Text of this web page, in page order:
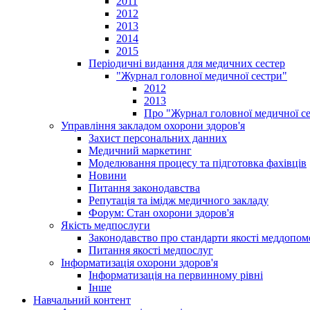
2012
2013
2014
2015
Періодичні видання для медичних сестер
"Журнал головної медичної сестри"
2012
2013
Про "Журнал головної медичної
Управління закладом охорони здоров'я
Захист персональних данних
Медичний маркетинг
Моделювання процесу та підготовка фахівців
Новини
Питання законодавства
Репутація та імідж медичного закладу
Форум: Стан охорони здоров'я
Якість медпослуги
Законодавство про стандарти якості
Питання якості медпослуг
Інформатизація охорони здоров'я
Інформатизація на первинному рівні
Інше
Навчальний контент